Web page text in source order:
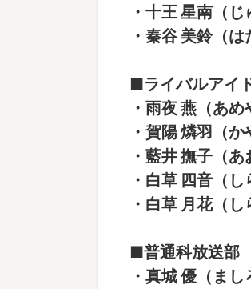
・十王 星南（
・秦谷 美鈴（
■ライバルアイ
・雨夜 燕（あ
・賀陽 燐羽（
・藍井 撫子（
・白草 四音（
・白草 月花（
■普通科放送部
・真城 優（ま